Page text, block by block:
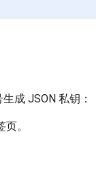
成 JSON 私钥：
页。